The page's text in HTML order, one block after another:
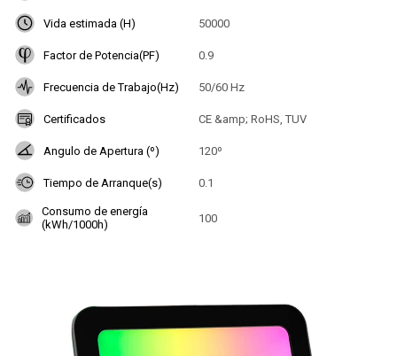
Vida estimada (H) 50000
Factor de Potencia(PF) 0.9
Frecuencia de Trabajo(Hz) 50/60 Hz
Certificados CE &amp; RoHS, TUV
Angulo de Apertura (º) 120º
Tiempo de Arranque(s) 0.1
Consumo de energía
(kWh/1000h)
100